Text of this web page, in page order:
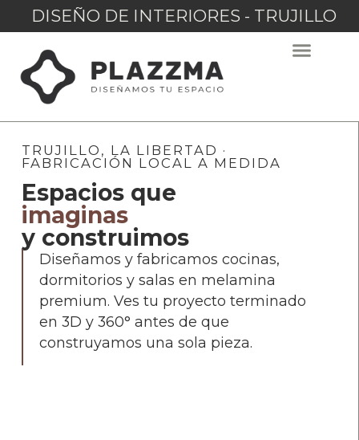
DISEÑO DE INTERIORES - TRUJILLO
TRUJILLO, LA LIBERTAD ·
FABRICACIÓN LOCAL A MEDIDA
Espacios que
imaginas
y construimos
Diseñamos y fabricamos cocinas,
dormitorios y salas en melamina
premium. Ves tu proyecto terminado
en 3D y 360° antes de que
construyamos una sola pieza.